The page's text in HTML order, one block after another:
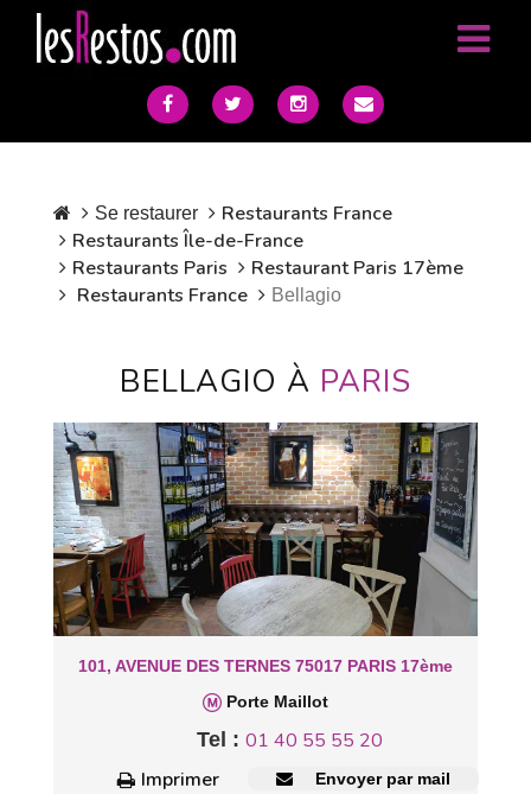
Se restaurer
Restaurants France
Restaurants Île-de-France
Restaurants Paris
Restaurant Paris 17ème
Restaurants France
Bellagio
BELLAGIO À PARIS
101, AVENUE DES TERNES 75017 PARIS 17ème
Porte Maillot
Tel : 01 40 55 55 20
Imprimer
Envoyer par mail